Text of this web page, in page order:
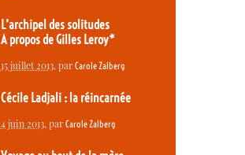
L’archipel des solitudes
A propos de Gilles Leroy*
15 juillet 2013, par Carole Zalberg
Cécile Ladjali : la réincarnée
4 juin 2013, par Carole Zalberg